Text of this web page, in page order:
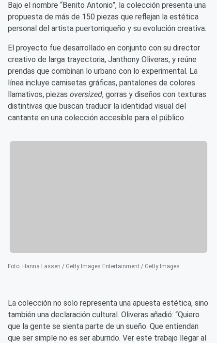
Bajo el nombre “Benito Antonio”, la colección presenta una
propuesta de más de 150 piezas que reflejan la estética
personal del artista puertorriqueño y su evolución creativa.
El proyecto fue desarrollado en conjunto con su director
creativo de larga trayectoria, Janthony Oliveras, y reúne
prendas que combinan lo urbano con lo experimental. La
línea incluye camisetas gráficas, pantalones de colores
llamativos, piezas oversized, gorras y diseños con texturas
distintivas que buscan traducir la identidad visual del
cantante en una colección accesible para el público.
Foto: Hanna Lassen / Getty Images Entertainment / Getty Images
La colección no solo representa una apuesta estética, sino
también una declaración cultural. Oliveras añadió: “Quiero
que la gente se sienta parte de un sueño. Que entiendan
que ser simple no es ser aburrido. Ver este trabajo llegar al